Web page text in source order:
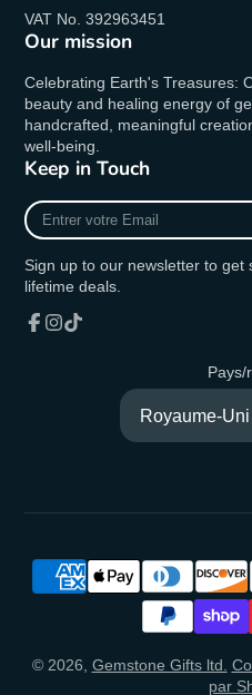
VAT No. 392963451
Our mission
Celebrating Earth's Treasures:
beauty and healing energy of
handcrafted, meaningful
well-being.
Keep in Touch
Entrer
votre
Sign up to our newsletter to
lifetime deals.
Pays/
Royaume-
© 2026, Gemstone Gifts ltd.
par